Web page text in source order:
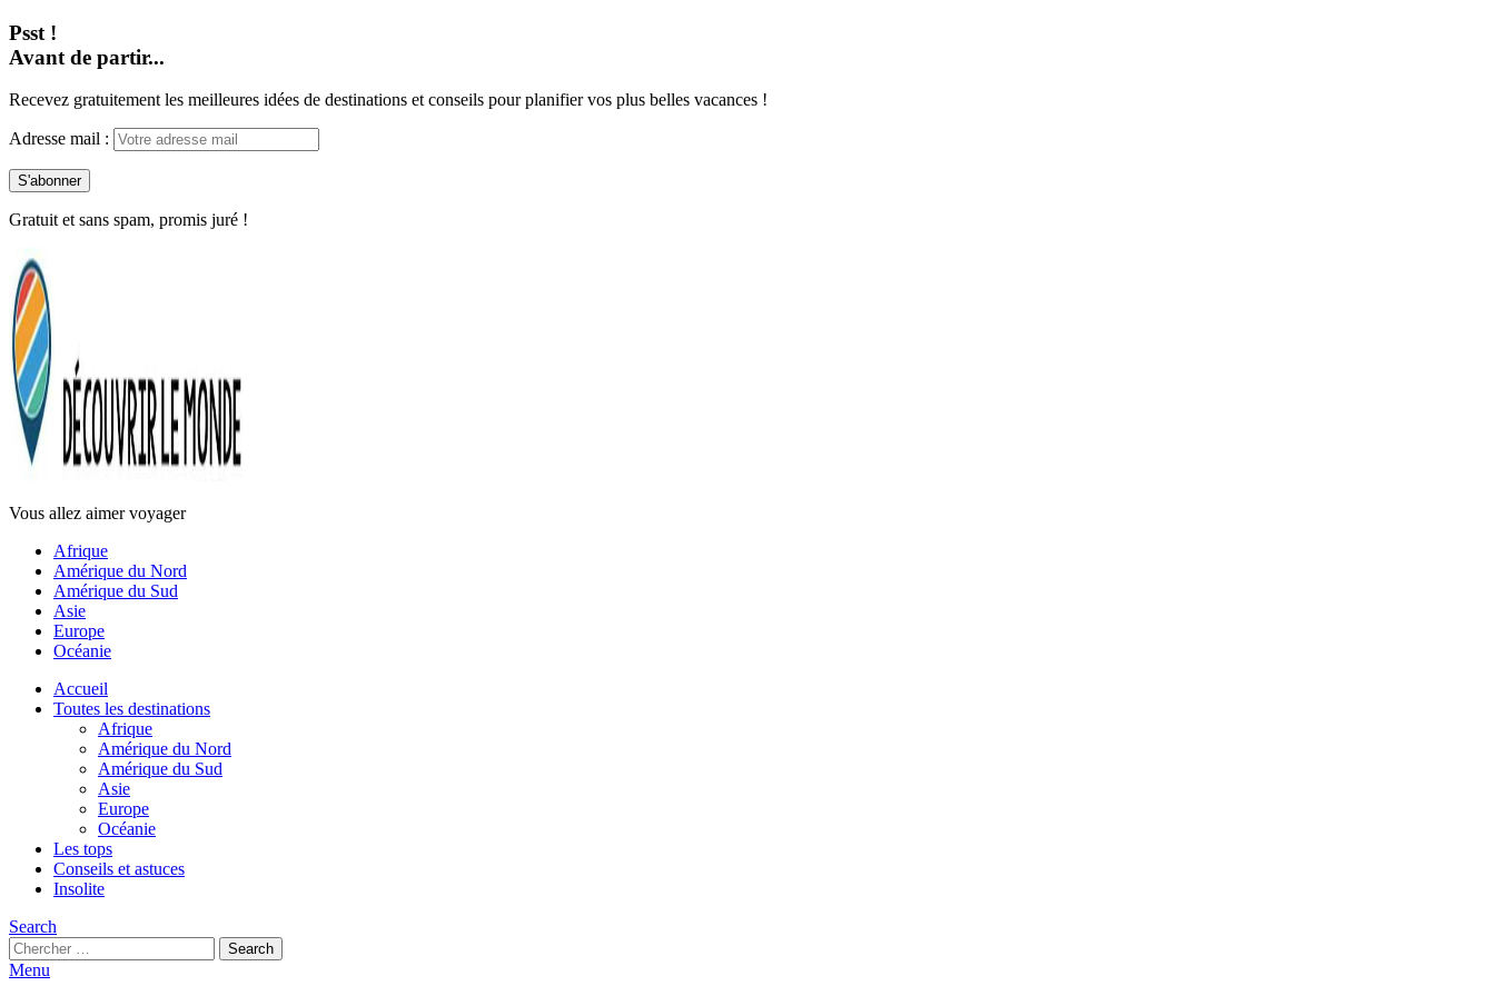
Psst !
Avant de partir...
Recevez gratuitement les meilleures idées de destinations et conseils pour planifier vos plus belles vacances !
Adresse mail :
Gratuit et sans spam, promis juré !
Vous allez aimer voyager
Afrique
Amérique du Nord
Amérique du Sud
Asie
Europe
Océanie
Accueil
Toutes les destinations
Afrique
Amérique du Nord
Amérique du Sud
Asie
Europe
Océanie
Les tops
Conseils et astuces
Insolite
Search
Search
for:
Search
Menu